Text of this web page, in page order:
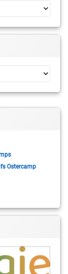
Ostercamp